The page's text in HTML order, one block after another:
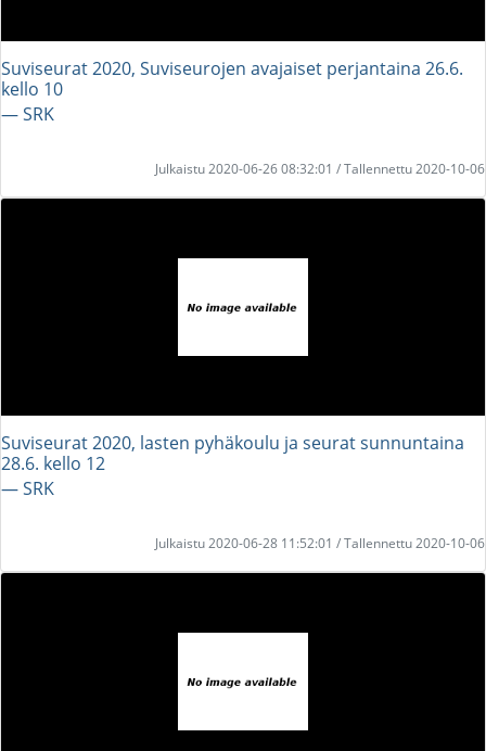
Suviseurat 2020, Suviseurojen avajaiset perjantaina 26.6.
kello 10
― SRK
Julkaistu 2020-06-26 08:32:01 / Tallennettu 2020-10-06
Suviseurat 2020, lasten pyhäkoulu ja seurat sunnuntaina
28.6. kello 12
― SRK
Julkaistu 2020-06-28 11:52:01 / Tallennettu 2020-10-06